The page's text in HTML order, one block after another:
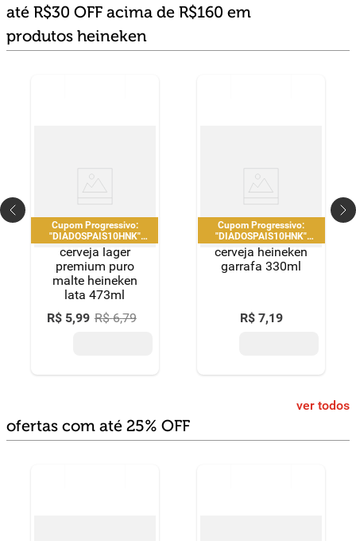
até R$30 OFF acima de R$160 em
produtos heineken
Cupom Progressivo:
"DIADOSPAIS10HNK"
|"DIADOSPAIS20HNK" |
"DIADOSPAIS30HNK" |
limitado a 2 pedido por CPF
cerveja lager
premium puro
malte heineken
lata 473ml
R$ 5,99 R$ 6,79
Cupom Progressivo:
"DIADOSPAIS10HNK"
|"DIADOSPAIS20HNK" |
"DIADOSPAIS30HNK" |
limitado a 2 pedido por CPF
cerveja heineken
garrafa 330ml
R$ 7,19
ofertas com até 25% OFF
ver todos